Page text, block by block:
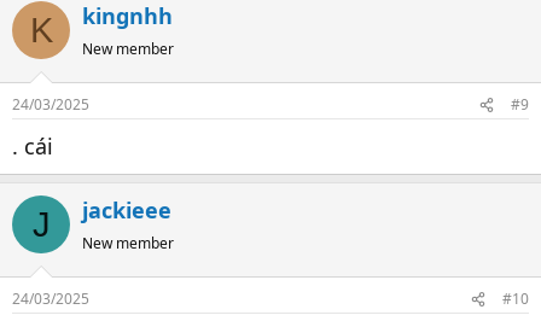
K kingnhh
New member
24/03/2025 #9
. cái
J jackieee
New member
24/03/2025 #10